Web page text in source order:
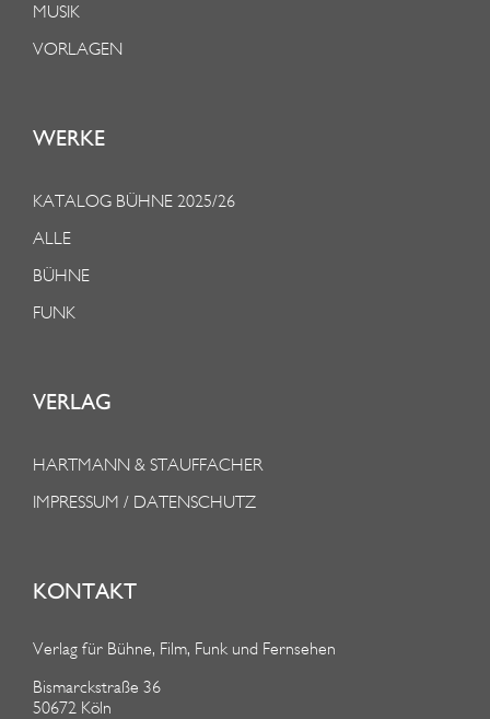
MUSIK
VORLAGEN
WERKE
KATALOG BÜHNE 2025/26
ALLE
BÜHNE
FUNK
VERLAG
HARTMANN & STAUFFACHER
IMPRESSUM / DATENSCHUTZ
KONTAKT
Verlag für Bühne, Film, Funk und Fernsehen
Bismarckstraße 36
50672 Köln